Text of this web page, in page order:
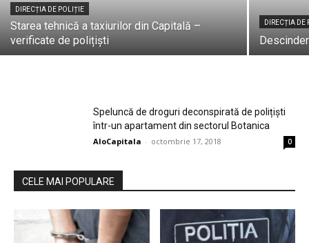
DIRECȚIA DE POLIȚIE
Starea tehnică a taxiurilor din Capitală –
verificate de polițiști
DIRECȚIA DE
Speluncă de droguri deconspirată de polițiști
într-un apartament din sectorul Botanica
AloCapitala - octombrie 17, 2018 0
CELE MAI POPULARE